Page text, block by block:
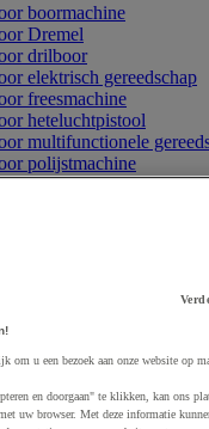
boormachine
Dremel
drilboor
elektrisch gereedschap
freesmachine
heteluchtpistool
multifunctionele
polijstmachine
schaafmachine
zaag
en verlichting
om u een bezoek aan onze website op
en doorgaan" te klikken, kan ons
uw browser. Met deze informatie